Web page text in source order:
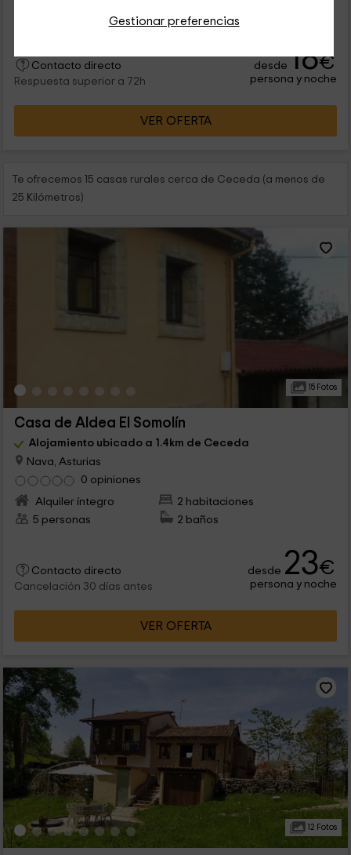
Gestionar preferencias
Contacto directo
Respuesta superior a 72h
desde 18€
persona y noche
VER OFERTA
Te ofrecemos 15 casas rurales cerca de Ceceda (a menos de
25 Kilómetros)
15 Fotos
Casa de Aldea El Somolín
Alojamiento ubicado a 1.4km de Ceceda
Nava, Asturias
0 opiniones
Alquiler íntegro
2 habitaciones
5 personas
2 baños
Contacto directo
Cancelación 30 días antes
desde 23€
persona y noche
VER OFERTA
12 Fotos